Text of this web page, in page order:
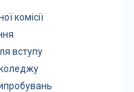
комісії
вступу